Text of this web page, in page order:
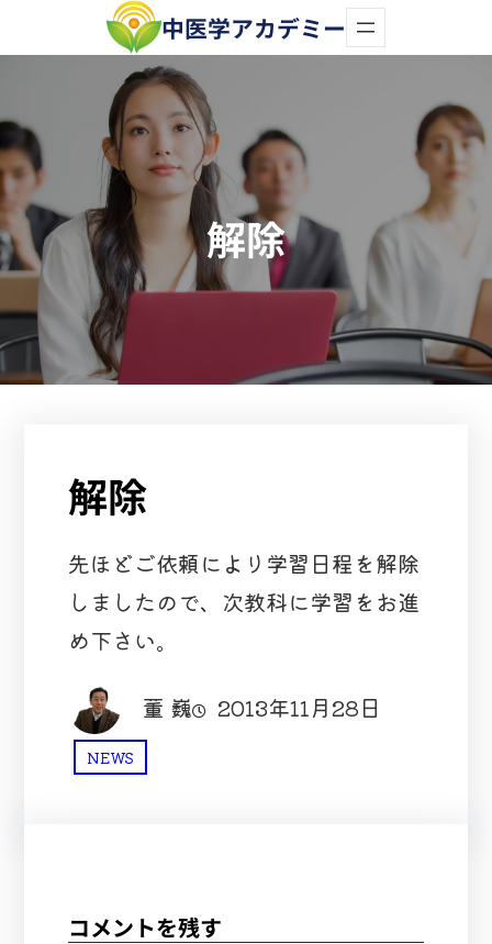
容
ス
キ
ッ
プ
中医学アカデミー
解除
解除
先ほどご依頼により学習日程を解除
しましたので、次教科に学習をお進
め下さい。
董 巍 2013年11月28日
NEWS
コメントを残す